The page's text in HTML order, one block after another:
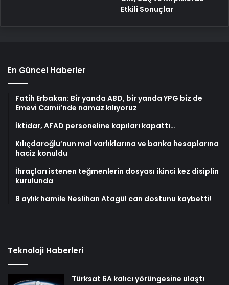
Etkili Sonuçlar
En Güncel Haberler
Fatih Erbakan: Bir yanda ABD, bir yanda YPG biz de
Emevi Camii’nde namaz kılıyoruz
İktidar, AFAD personeline kapıları kapattı…
Kılıçdaroğlu’nun mal varlıklarına ve banka hesaplarına
haciz konuldu
İhraçları istenen teğmenlerin dosyası ikinci kez disiplin
kurulunda
8 aylık hamile Neslihan Atagül can dostunu kaybetti!
Teknoloji Haberleri
Türksat 6A kalıcı yörüngesine ulaştı